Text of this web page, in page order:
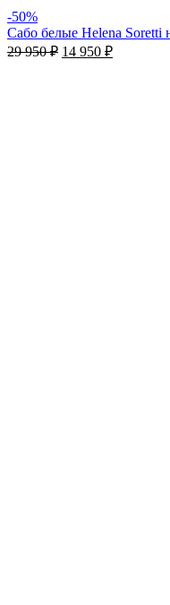
-50%
Сабо белые Helena Soretti
29 950₽ 14 950 ₽